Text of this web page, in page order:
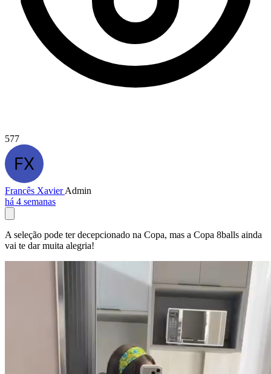
577
Francês XavierAdmin
há 4 semanas
A seleção pode ter decepcionado na Copa, mas a Copa 8balls ainda
vai te dar muita alegria!